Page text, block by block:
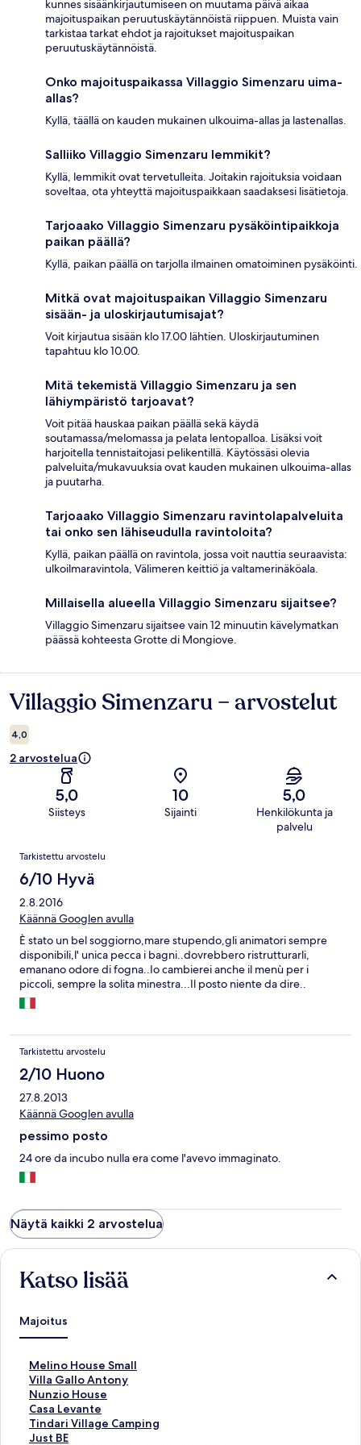
kunnes sisäänkirjautumiseen on muutama päivä aikaa
majoituspaikan peruutuskäytännöistä riippuen. Muista vain
tarkistaa tarkat ehdot ja rajoitukset majoituspaikan
peruutuskäytännöistä.
Onko majoituspaikassa Villaggio Simenzaru uima-
allas?
Kyllä, täällä on kauden mukainen ulkouima-allas ja lastenallas.
Salliiko Villaggio Simenzaru lemmikit?
Kyllä, lemmikit ovat tervetulleita. Joitakin rajoituksia voidaan
soveltaa, ota yhteyttä majoituspaikkaan saadaksesi lisätietoja.
Tarjoaako Villaggio Simenzaru pysäköintipaikkoja
paikan päällä?
Kyllä, paikan päällä on tarjolla ilmainen omatoiminen pysäköinti.
Mitkä ovat majoituspaikan Villaggio Simenzaru
sisään- ja uloskirjautumisajat?
Voit kirjautua sisään klo 17.00 lähtien. Uloskirjautuminen
tapahtuu klo 10.00.
Mitä tekemistä Villaggio Simenzaru ja sen
lähiympäristö tarjoavat?
Voit pitää hauskaa paikan päällä sekä käydä
soutamassa/melomassa ja pelata lentopalloa. Lisäksi voit
harjoitella tennistaitojasi pelikentillä. Käytössäsi olevia
palveluita/mukavuuksia ovat kauden mukainen ulkouima-allas
ja puutarha.
Tarjoaako Villaggio Simenzaru ravintolapalveluita
tai onko sen lähiseudulla ravintoloita?
Kyllä, paikan päällä on ravintola, jossa voit nauttia seuraavista:
ulkoilmaravintola, Välimeren keittiö ja valtamerinäköala.
Millaisella alueella Villaggio Simenzaru sijaitsee?
Villaggio Simenzaru sijaitsee vain 12 minuutin kävelymatkan
päässä kohteesta Grotte di Mongiove.
Arvostelut
Villaggio Simenzaru – arvostelut
4,0
2 arvostelua
5,0
Siisteys
10
Sijainti
5,0
Henkilökunta ja
palvelu
Arvostelut
Tarkistettu arvostelu
6/10 Hyvä
2.8.2016
Käännä Googlen avulla
È stato un bel soggiorno,mare stupendo,gli animatori sempre
disponibili,l' unica pecca i bagni..dovrebbero ristrutturarli,
emanano odore di fogna..Io cambierei anche il menù per i
piccoli, sempre la solita minestra...Il posto niente da dire..
Tarkistettu arvostelu
2/10 Huono
27.8.2013
Käännä Googlen avulla
pessimo posto
24 ore da incubo nulla era come l'avevo immaginato.
Näytä kaikki 2 arvostelua
Katso lisää
Majoitus
Melino House Small
K
o
h
t
e
e
Villa Gallo Antony
K
o
h
t
e
Nunzio House
K
o
h
t
Casa Levante
K
o
h
Tindari Village Camping
K
o
Just BE
K